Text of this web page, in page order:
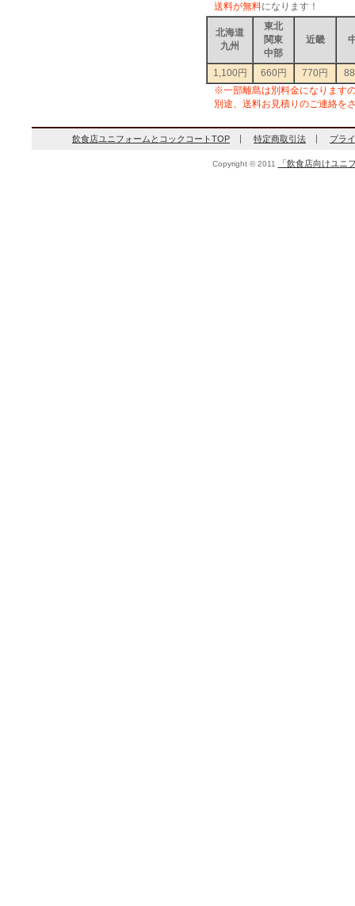
送料が無料になります！
北海道
九州
東北
関東
中部
近畿
1,100円 660円 770円
※一部離島は別料金になります
別途、送料お見積りのご連絡を
飲食店ユニフォームとコックコートTOP 特定商取引法 プラ
Copyright © 2011 「飲食店向けユニ